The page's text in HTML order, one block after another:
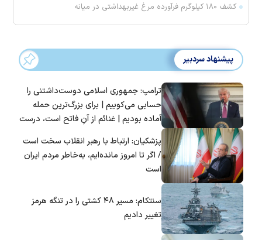
کشف ۱۸۰ کیلوگرم فرآورده‌ مرغ غیربهداشتی در میانه
پیشنهاد سردبیر
ترامپ: جمهوری اسلامی دوست‌داشتنی را
حسابی می‌کوبیم | برای بزرگ‌ترین حمله
آماده بودیم | غنائم از آنِ فاتح است، درست
پزشکیان: ارتباط با رهبر انقلاب سخت است
/ اگر تا امروز مانده‌ایم، به‌خاطر مردم ایران
است
سنتکام: مسیر ۴۸ کشتی را در تنگه هرمز
تغییر دادیم